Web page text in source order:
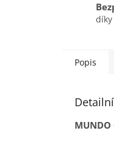
díky
Popis
MUNDO